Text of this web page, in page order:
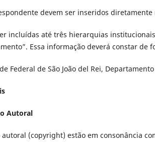
devem ser inseridos diretamente
incluídas até três hierarquias
Essa informação deverá constar de
Federal de São João del Rei,
Autoral
(copyright) estão em consonância